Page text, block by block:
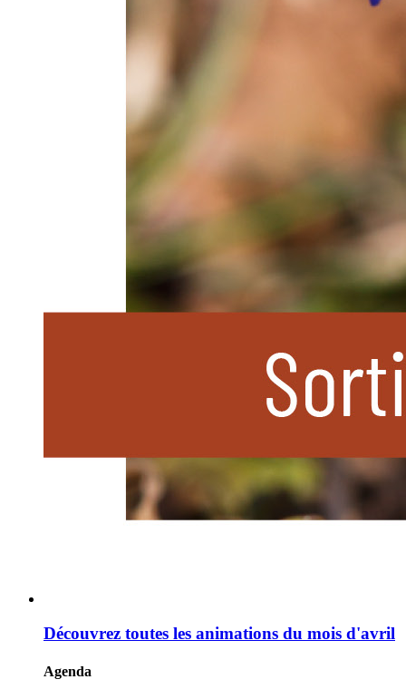
Découvrez toutes les animations du mois d'avril
Agenda